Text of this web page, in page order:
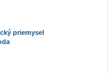
priemysel